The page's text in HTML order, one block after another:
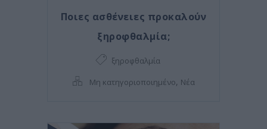
Ποιες ασθένειες προκαλούν
ξηροφθαλμία;
ξηροφθαλμία
Μη κατηγοριοποιημένο, Νέα